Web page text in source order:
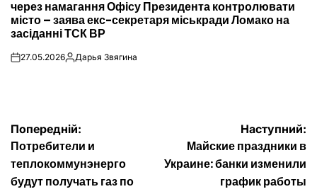
через намагання Офісу Президента контролювати
місто – заява екс-секретаря міськради Ломако на
засіданні ТСК ВР
on27.05.2026Опубліковано
Дарья Звягина
Навігація
записів
Попередній:
Потребители и
теплокоммунэнерго
будут получать газ по
Наступний:
Майские праздники в
Украине: банки изменили
график работы